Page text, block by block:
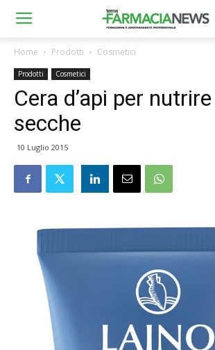
Home Prodotti Cosmetici
Prodotti Cosmetici
Cera d’api per
secche
10 Luglio 2015